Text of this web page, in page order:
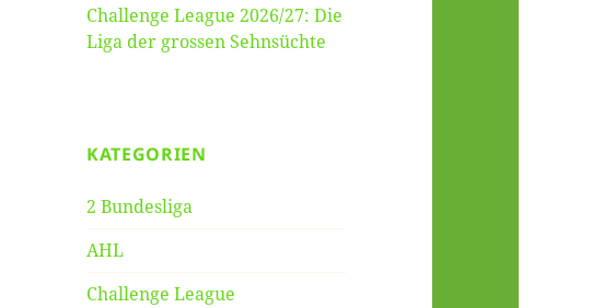
Challenge League 2026/27: Die
Liga der grossen Sehnsüchte
KATEGORIEN
2 Bundesliga
AHL
Challenge League